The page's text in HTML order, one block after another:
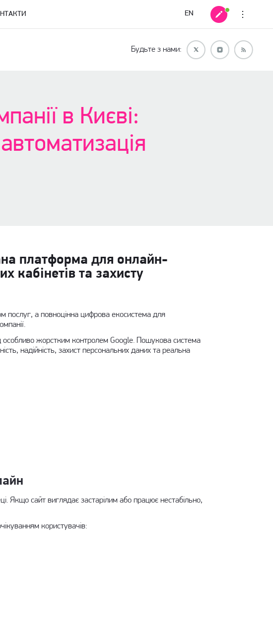
EN
Будьте з нами:
в Києві:
платформа для онлайн-
кабінетів та захисту
послуг, а повноцінна цифрова екосистема для
особливо жорстким контролем Google. Пошукова система
надійність, захист персональних даних та реальна
Якщо сайт виглядає застарілим або працює нестабільно,
користувачів: